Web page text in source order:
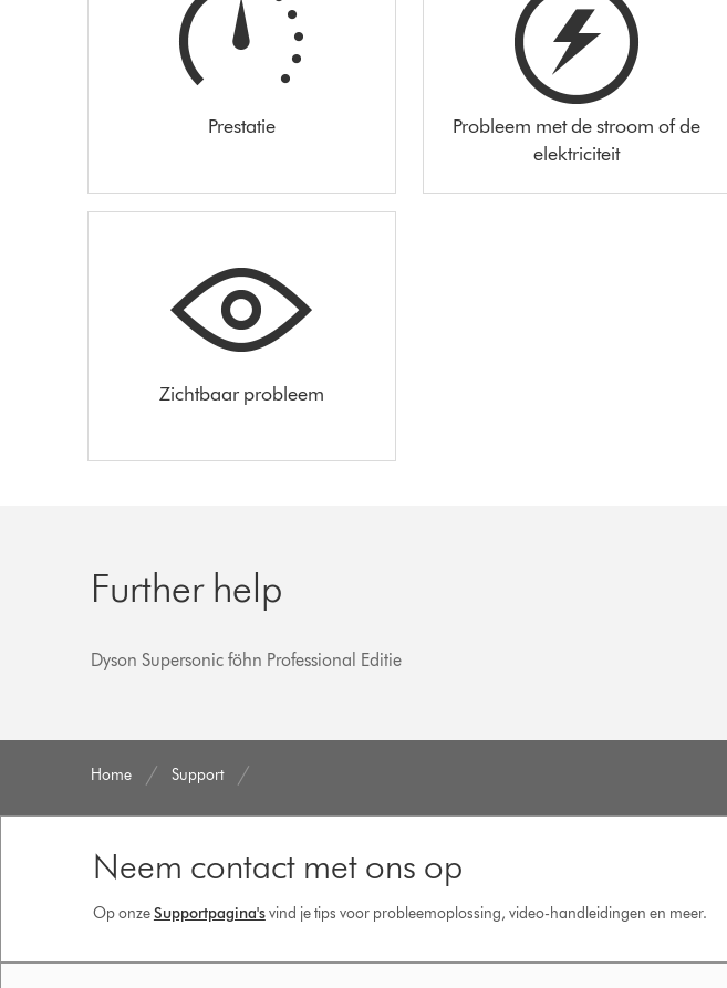
Prestatie
Probleem met de stroom of de
elektriciteit
Zichtbaar probleem
Further help
Dyson Supersonic föhn Professional Editie
Home Support
Neem contact met ons op
Op onzeSupportpagina'svind je tips voor probleemoplossing, video-handleidingen en meer.